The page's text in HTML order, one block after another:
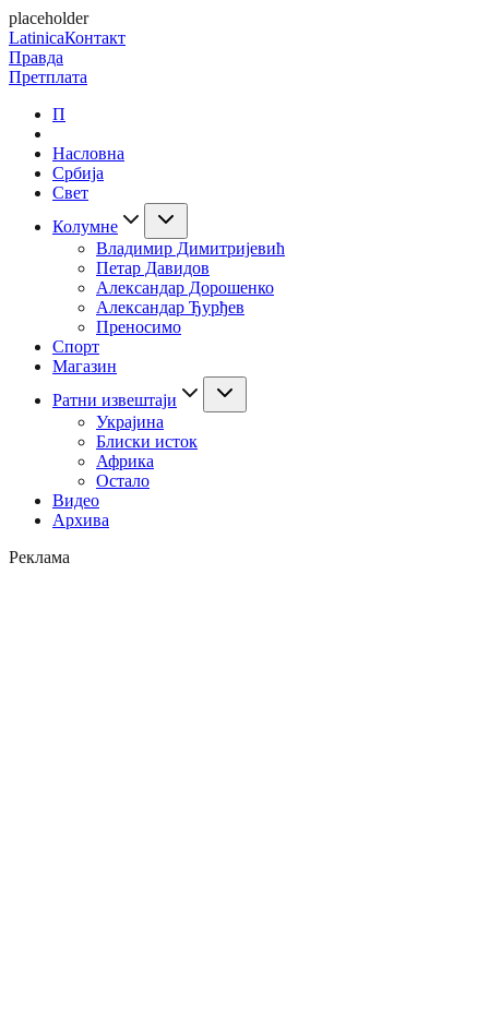
placeholder
LatinicaКонтакт
Правда
Претплата
П
Насловна
Србија
Свет
Колумне
Владимир Димитријевић
Петар Давидов
Александар Дорошенко
Александар Ђурђев
Преносимо
Спорт
Магазин
Ратни извештаји
Украјина
Блиски исток
Африка
Остало
Видео
Архива
Реклама